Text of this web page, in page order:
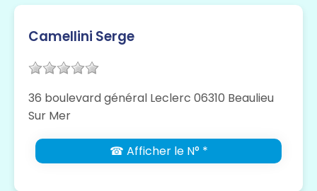
Camellini Serge
36 boulevard général Leclerc 06310 Beaulieu
Sur Mer
☎ Afficher le N° *